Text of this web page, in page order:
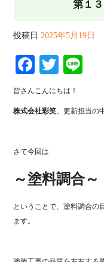
第１
投稿日 2025年5月19日
Facebook
Twitter
皆さんこんにちは！
株式会社彩笑、更新担当の
さて今回は
～塗料調合～
ということで、塗料調合の
ます。